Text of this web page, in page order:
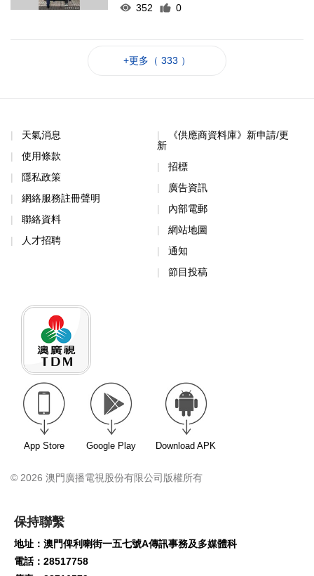
352
0
+更多（ 333 ）
天氣消息
使用條款
隱私政策
網絡服務註冊聲明
聯絡資料
人才招聘
《供應商資料庫》新申請/更
新
招標
廣告資訊
內部電郵
網站地圖
通知
節目投稿
App Store Google Play Download APK
© 2026 澳門廣播電視股份有限公司版權所有
保持聯繫
地址：澳門俾利喇街一五七號A傳訊事務及多媒體科
電話：28517758